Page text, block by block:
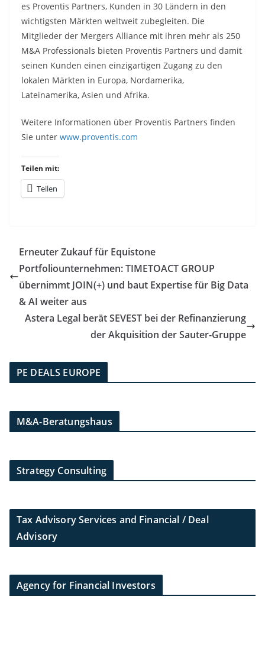
es Proventis Partners, Kunden in 30 Ländern in den
wichtigsten Märkten weltweit zubegleiten. Die
Mitglieder der Mergers Alliance mit ihren mehr als 250
M&A Professionals bieten Proventis Partners und damit
seinen Kunden einen einzigartigen Zugang zu den
lokalen Märkten in Europa, Nordamerika,
Lateinamerika, Asien und Afrika.
Weitere Informationen über Proventis Partners finden
Sie unter www.proventis.com
Teilen mit:
Teilen
Erneuter Zukauf für Equistone
Portfoliounternehmen: TIMETOACT GROUP
übernimmt JOIN(+) und baut Expertise für Big Data
& AI weiter aus
Astera Legal berät SEVEST bei der Refinanzierung
der Akquisition der Sauter-Gruppe
PE DEALS EUROPE
M&A-Beratungshaus
Strategy Consulting
Tax Advisory Services and Financial / Deal
Advisory
Agency for Financial Investors